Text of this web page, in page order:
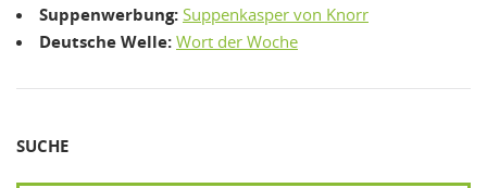
Suppenwerbung: Suppenkasper von Knorr
Deutsche Welle: Wort der Woche
SUCHE